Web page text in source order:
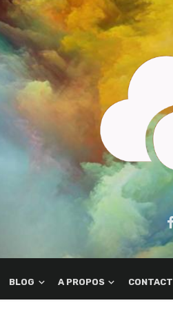
BLOG A PROPOS CONTACT